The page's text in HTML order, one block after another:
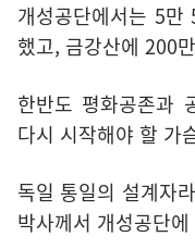
개성공단에서는 5
했고, 금강산에 200
한반도 평화공존과
다시 시작해야 할 가
독일 통일의 설계자
박사께서 개성공단